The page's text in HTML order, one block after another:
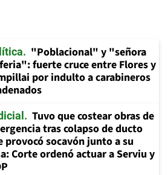
"Poblacional" y "señora
fuerte cruce entre Flores y
por indulto a carabineros
Tuvo que costear obras de
tras colapso de ducto
provocó socavón junto a su
Corte ordenó actuar a Serviu y